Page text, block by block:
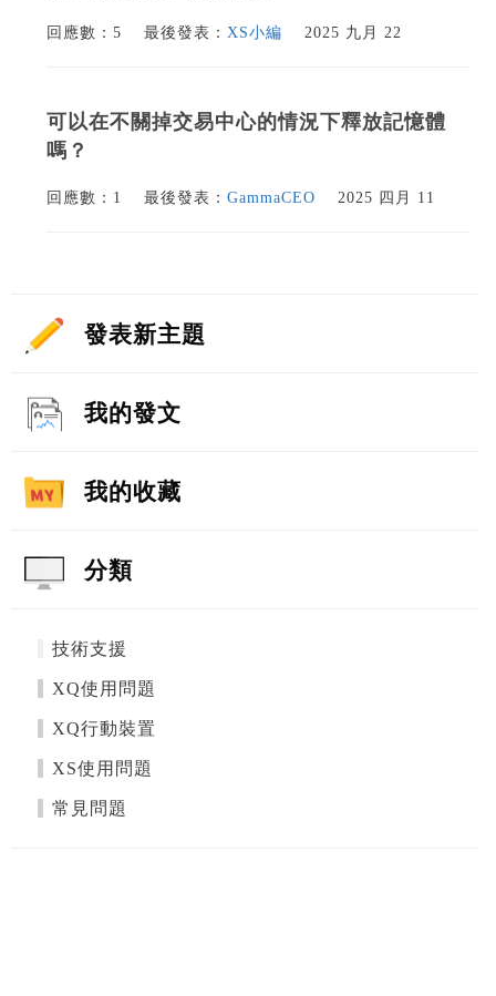
回應數：5 最後發表： XS小編 2025 九月 22
可以在不關掉交易中心的情況下釋放記憶體
嗎？
回應數：1 最後發表： GammaCEO 2025 四月 11
發表新主題
我的發文
我的收藏
分類
技術支援
XQ使用問題
XQ行動裝置
XS使用問題
常見問題